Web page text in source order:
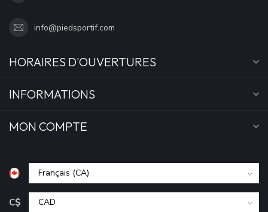
info@piedsportif.com
HORAIRES D'OUVERTURES
INFORMATIONS
MON COMPTE
C$